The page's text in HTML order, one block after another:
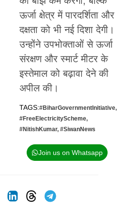
ऊर्जा क्षेत्र में पारदर्शिता और
दक्षता को भी नई दिशा देगी।
उन्होंने उपभोक्ताओं से ऊर्जा
संरक्षण और स्मार्ट मीटर के
इस्तेमाल को बढ़ावा देने की
अपील की।
TAGS:#BiharGovernmentInitiative,
#FreeElectricityScheme,
#NitishKumar, #SiwanNews
Join us on Whatsapp